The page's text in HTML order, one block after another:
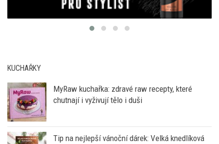
KUCHAŘKY
MyRaw kuchařka: zdravé raw recepty, které
chutnají i vyživují tělo i duši
Tip na nejlepší vánoční dárek: Velká knedlíková